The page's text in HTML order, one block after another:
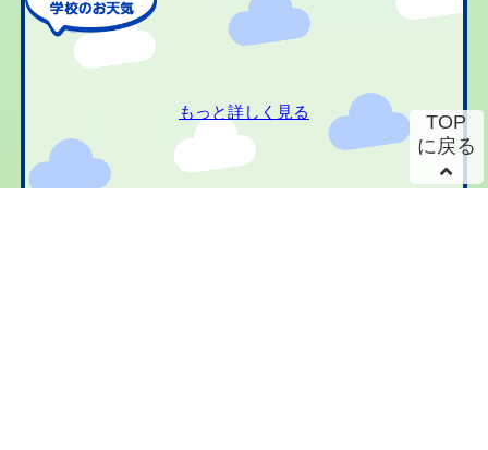
もっと詳しく見る
TOP
に戻る